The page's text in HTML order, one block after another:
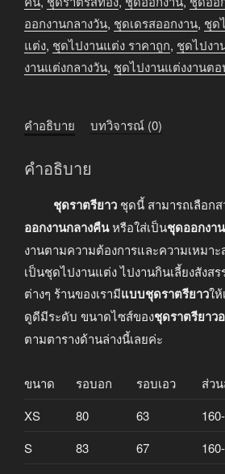
ออกงานกลางวัน, ชุดเดรสออกงาน, ชุด
แต่ง, ชุดไปงานแต่ง ราคาถูก, ชุดไปงา
งานแต่งกลางวัน, ชุดไปงานแต่งงานตอ
คำอธิบาย บทวิจารณ์ (0)
คำอธิบาย
ชุดราตรียาว ชุดนี้ สามารถเลือก
ออกงานกลางคืนหรือใส่เป็นชุดออกงาน
งานตามความต้องการและความเหมา
เป็นชุดไปงานแต่ง ไปงานกินเลี้ยงสังส
ต่างๆ ร้านของเรามีแบบชุดราตรียาวใ
ดูดีมีระดับ ขนาดไซส์ของชุดราตรียาว
ตามตารางด้านล่างนี้เลยค่ะ
ขนาด รอบอก รอบเอว
ส่ว
XS
80 63
S
83 67